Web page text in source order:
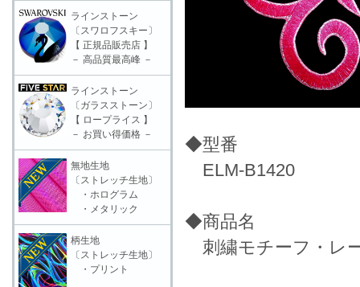
◆型番
ELM-B1420
◆商品名
刺繍モチーフ・レ
ラインストーン
〔スワロフスキー〕
【 正規品販売店 】
－ 高品質最高峰 －
ラインストーン
〔ガラスストーン〕
【 ロープライス 】
－ お買い得価格 －
無地生地
〔ストレッチ生地〕
・ホログラム
・メタリック
柄生地
〔ストレッチ生地〕
・プリント